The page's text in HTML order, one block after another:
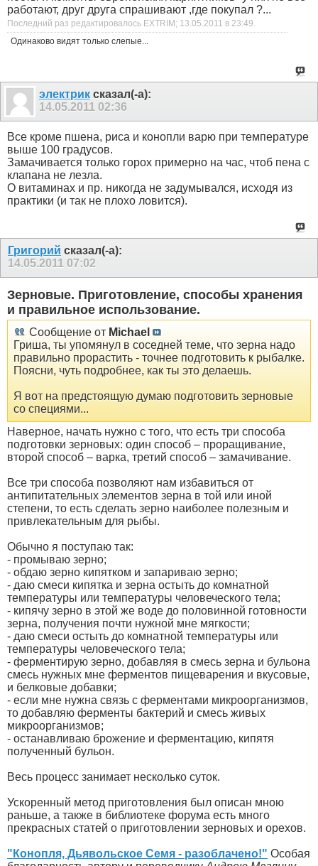
работают, друг друга спрашивают ,где покупал ?...
Последний раз редактировалось EXTRIM; 13.05.2011 в 23:49
Одинаково видят только слепые...
электрик сказал(-а):
14.05.2011 02:36
Все кроме пшена, риса и конопли варю при температуре
выше 100 градусов.
Замачивается только горох примерно на час, чтоб пена с
клапана не лезла.
О витаминах и пр. никогда не задумывался, исходя из
практики (и так не плохо ловится).
Григорий сказал(-а):
14.05.2011 07:02
Зерновые. Приготовление, способы хранения
и правильное использование.
Сообщение от Michael
Гриша, ты упомянул в соседней теме, что зерна надо
правильно прорастить - точнее подготовить к рыбалке.
Поясни, чуть подробнее, как ты это делаешь.
Я вот на предстоящую думаю подготовить зерновые
со специями...
Наверное, начать нужно с того, что есть три способа
подготовки зерновых: один способ – проращивание,
второй способ – варка, третий способ – замачивание.
Все три способа позволяют нам избавиться от
антипитательных элементов зерна в той или иной
степени, то есть сделать зерно наиболее полезным и
привлекательным для рыбы.
Обычно я поступаю так:
- промываю зерно;
- обдаю зерно кипятком и запариваю зерно;
- даю смеси кипятка и зерна остыть до комнатной
температуры или температуры человеческого тела;
- кипячу зерно в этой же воде до половинной готовности
зерна, получения почти нужной мне мягкости;
- даю смеси остыть до комнатной температуры или
температуры человеческого тела;
- ферментирую зерно, добавляя в смесь зерна и бульона
смесь нужных мне ферментов пищеварения и вкусовые,
и белковые добавки;
- если мне нужна связь с ферментами микроорганизмов,
то добавляю ферменты бактерий и смесь живых
микроорганизмов;
- останавливаю брожение и ферментацию, кипятя
полученный бульон.
Весь процесс занимает несколько суток.
Ускоренный метод приготовления был описан мною
раньше, а также в библиотеке форума есть много
прекрасных статей о приготовлении зерновых и орехов.
"Конопля, Дьявольское Семя - разоблачено!" Особая